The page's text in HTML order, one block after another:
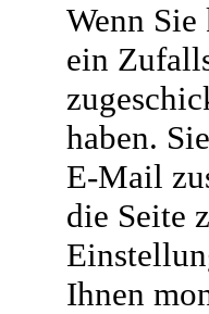
Wenn
ein
haben.
E-Mail
die Seite
Ihnen